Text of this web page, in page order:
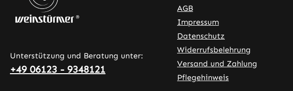
Unterstützung und Beratung unter:
+49 06123 - 9348121
AGB
Impressum
Datenschutz
Widerrufsbelehrung
Versand und Zahlung
Pflegehinweis